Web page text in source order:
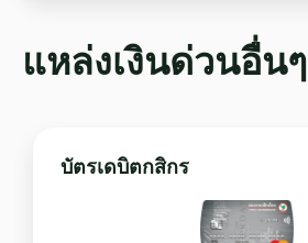
แหล่งเงินด่วนอื่นๆ
บัตรเดบิตกสิกร